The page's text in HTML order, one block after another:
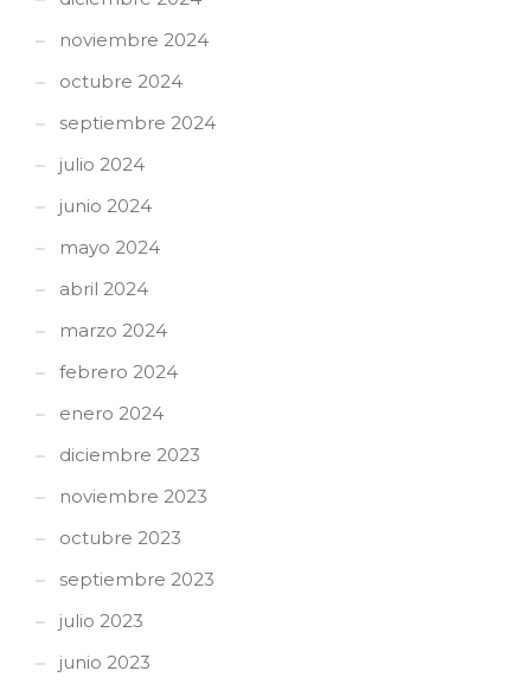
noviembre 2024
octubre 2024
septiembre 2024
julio 2024
junio 2024
mayo 2024
abril 2024
marzo 2024
febrero 2024
enero 2024
diciembre 2023
noviembre 2023
octubre 2023
septiembre 2023
julio 2023
junio 2023